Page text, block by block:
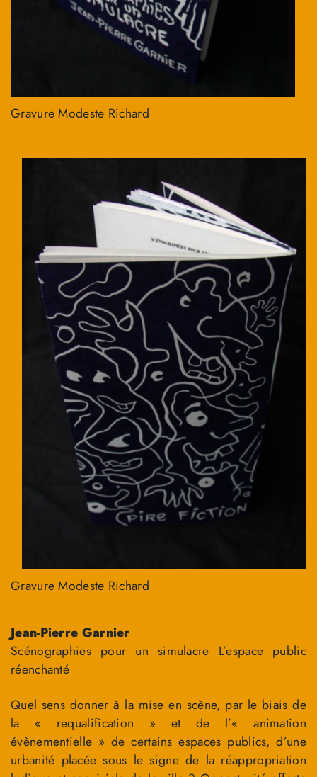
Gravure Modeste Richard
Gravure Modeste Richard
Jean-Pierre Garnier
Scénographies pour un simulacre L’espace public
réenchanté
Quel sens donner à la mise en scène, par le biais de
la « requalification » et de l’« animation
évènementielle » de certains espaces publics, d’une
urbanité placée sous le signe de la réappropriation